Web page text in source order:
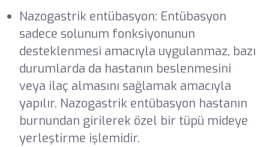
Nazogastrik entübasyon: Entübasyon
sadece solunum fonksiyonunun
desteklenmesi amacıyla uygulanmaz, bazı
durumlarda da hastanın beslenmesini
veya ilaç almasını sağlamak amacıyla
yapılır. Nazogastrik entübasyon hastanın
burnundan girilerek özel bir tüpü mideye
yerleştirme işlemidir.